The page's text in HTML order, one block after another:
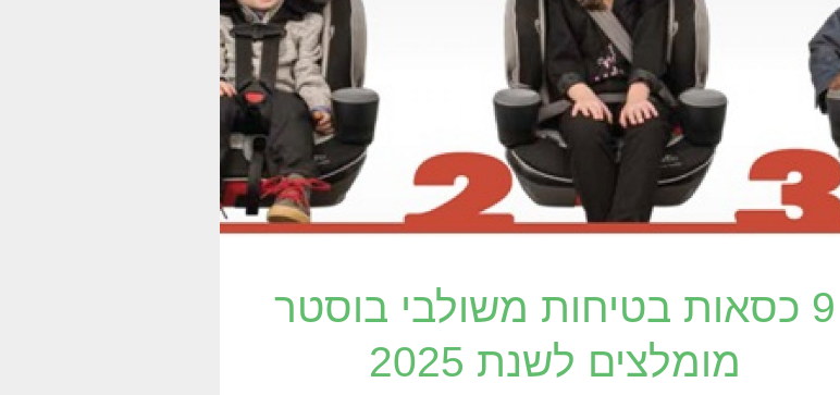
9 כסאות בטיחות משולבי בוסטר
מומלצים לשנת 2025